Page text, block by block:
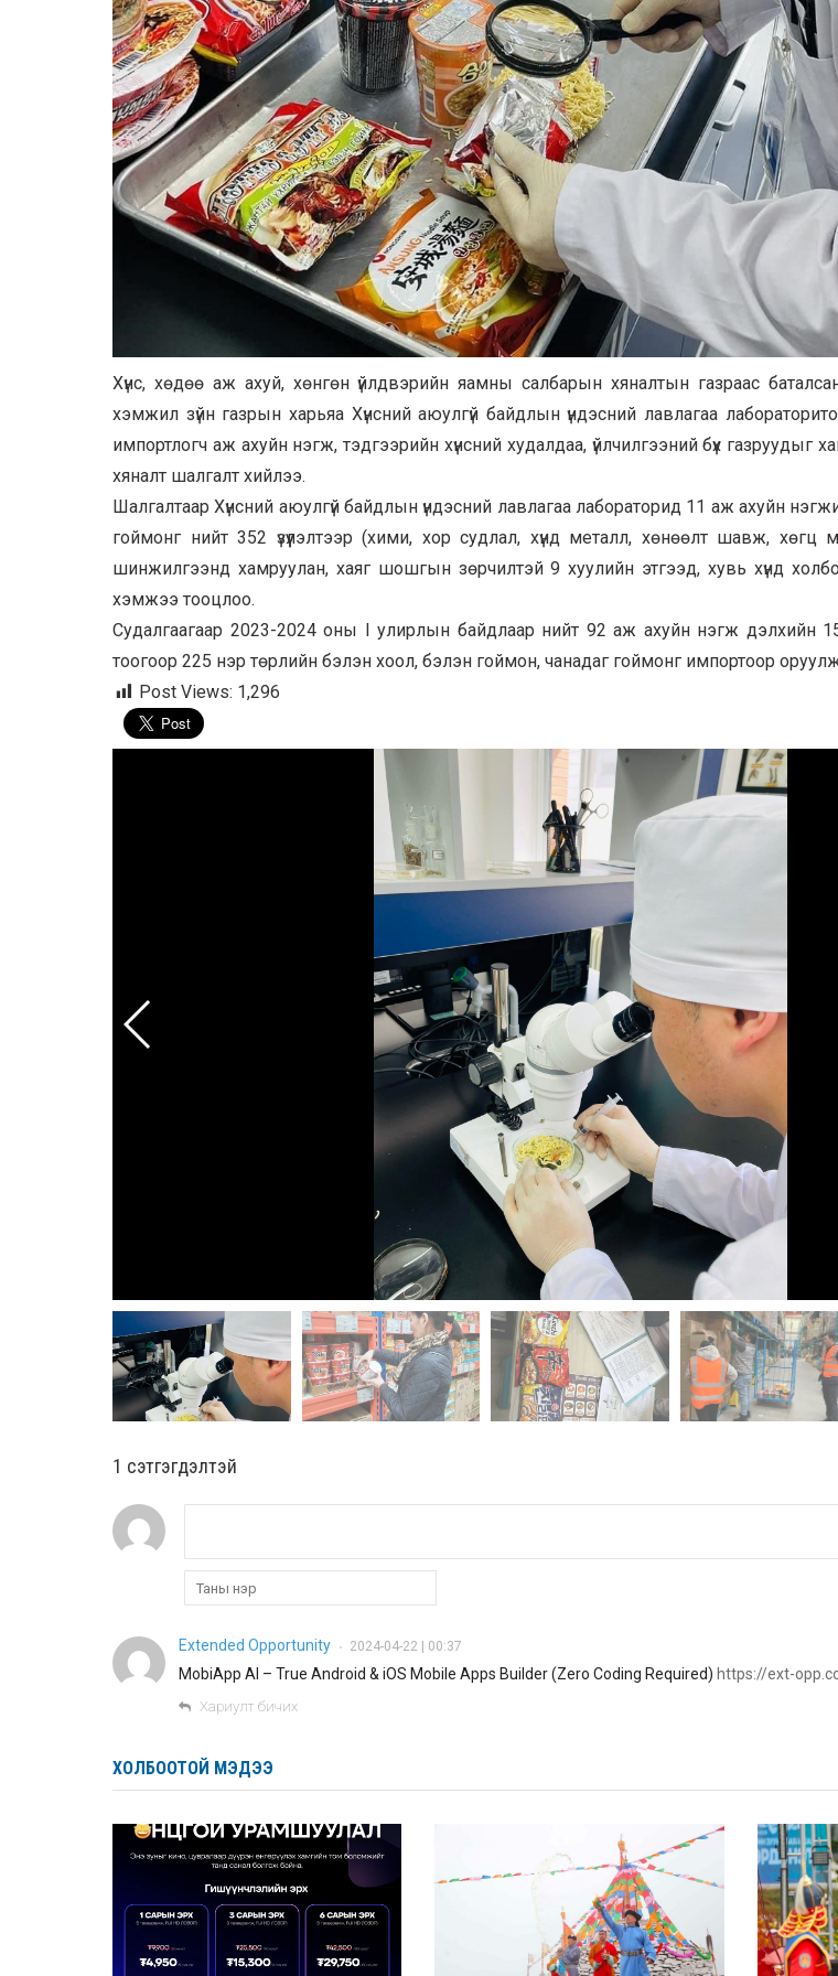
Хүнс, хөдөө аж ахуй, хөнгөн үйлдвэрийн яамны салбарын хяналтын газраас
хэмжил зүйн газрын харьяа Хүнсний аюулгүй байдлын үндэсний лавлагаа
импортлогч аж ахуйн нэгж, тэдгээрийн хүнсний худалдаа, үйлчилгээний бүх газруудыг
хяналт шалгалт хийлээ.
Шалгалтаар Хүнсний аюулгүй байдлын үндэсний лавлагаа лабораторид 11 аж ахуйн
гоймонг нийт 352 үзүүлэлтээр (хими, хор судлал, хүнд металл, хөнөөлт шавж, хөгц
шинжилгээнд хамруулан, хаяг шошгын зөрчилтэй 9 хуулийн этгээд, хувь хүнд
хэмжээ тооцлоо.
Судалгаагаар 2023-2024 оны I улирлын байдлаар нийт 92 аж ахуйн нэгж дэлхийн
тоогоор 225 нэр төрлийн бэлэн хоол, бэлэн гоймон, чанадаг гоймонг импортоор
Post Views: 1,296
1 сэтгэгдэлтэй
Extended Opportunity • 2024-04-22 | 00:37
MobiApp AI – True Android & iOS Mobile Apps Builder (Zero Coding Required) https://ext-
Хариулт бичих
ХОЛБООТОЙ МЭДЭЭ